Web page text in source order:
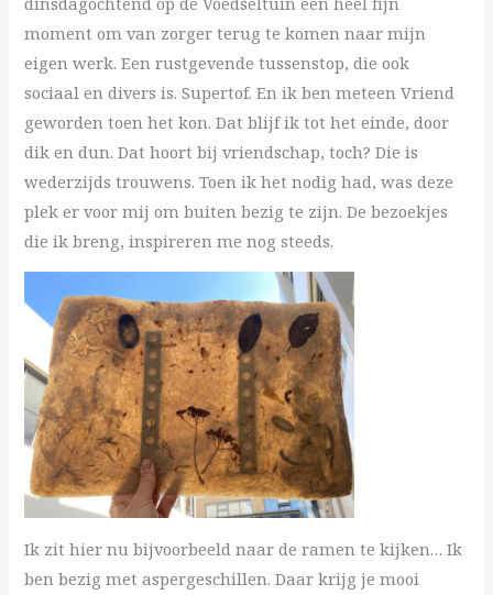
moment om van zorger terug te komen naar mijn
eigen werk. Een rustgevende tussenstop, die ook
sociaal en divers is. Supertof. En ik ben meteen Vriend
geworden toen het kon. Dat blijf ik tot het einde, door
dik en dun. Dat hoort bij vriendschap, toch? Die is
wederzijds trouwens. Toen ik het nodig had, was deze
plek er voor mij om buiten bezig te zijn. De bezoekjes
die ik breng, inspireren me nog steeds.
Ik zit hier nu bijvoorbeeld naar de ramen te kijken… Ik
ben bezig met aspergeschillen. Daar krijg je mooi